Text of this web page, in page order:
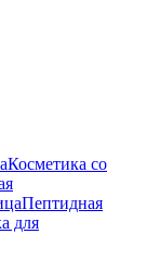
Косметика со
Пептидная
для